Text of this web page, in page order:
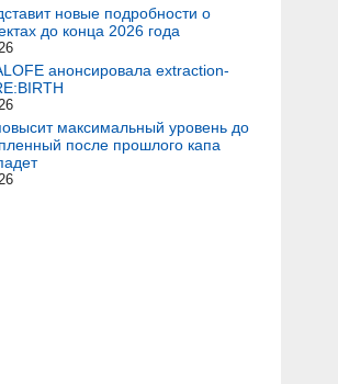
новые подробности о
до конца 2026 года
анонсировала extraction-
максимальный уровень до
после прошлого капа